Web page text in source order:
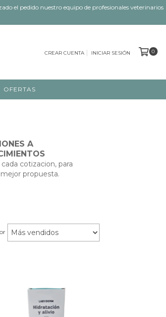
el pedido nuestro equipo de profesionales veterinarios
CREAR CUENTA INICIAR SESIÓN 0
OFERTAS
A
cotizacion, para
propuesta.